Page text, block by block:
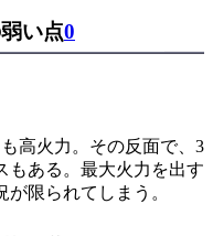
い点0
高火力。その反面で、3
もある。最大火力を出す
限られてしまう。